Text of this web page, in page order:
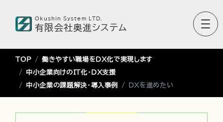
Okushin System LTD.
有限会社奥進システム
TOP
働きやすい職場をDX化で実現します
中小企業向けのIT化・DX支援
中小企業の課題解決・導入事例
DXを進めたい